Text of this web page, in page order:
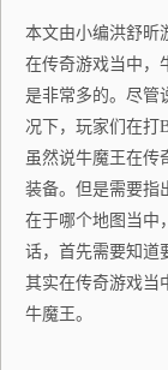
本文由小编洪舒昕
在传奇游戏当中，
是非常多的。尽管
况下，玩家们在打
虽然说牛魔王在传
装备。但是需要指
在于哪个地图当中
话，首先需要知道
其实在传奇游戏当
牛魔王。